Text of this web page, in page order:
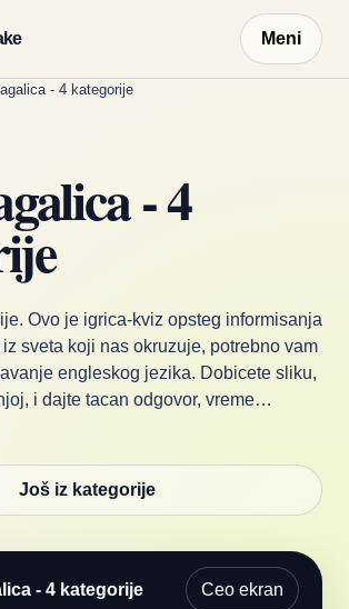
Meni
- 4 kategorije
- 4
Ovo je igrica-kviz opsteg informisanja
sveta koji nas okruzuje, potrebno vam
engleskog jezika. Dobicete sliku,
i dajte tacan odgovor, vreme…
Još iz kategorije
- 4 kategorije Ceo ekran